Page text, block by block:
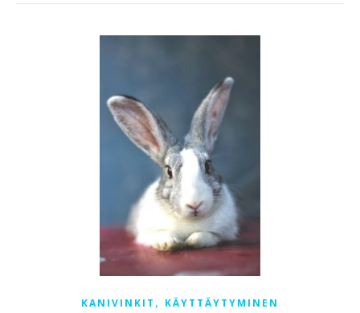
KANIVINKIT , KÄYTTÄYTYMINEN